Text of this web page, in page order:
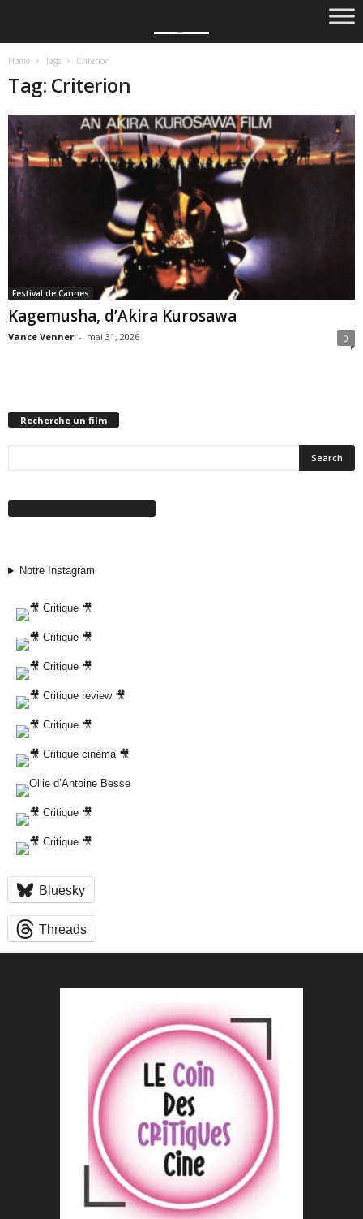
Home Tags Criterion
Tag: Criterion
Festival de Cannes
Kagemusha, d’Akira Kurosawa
Vance Venner - mai 31, 2026 0
Recherche un film
Notre Instagram
Bluesky
Threads